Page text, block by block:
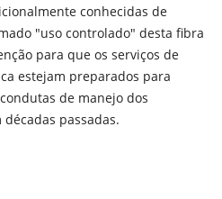
conhecidas de
"uso controlado" desta fibra
para que os serviços de
estejam preparados para
de manejo dos
passadas.